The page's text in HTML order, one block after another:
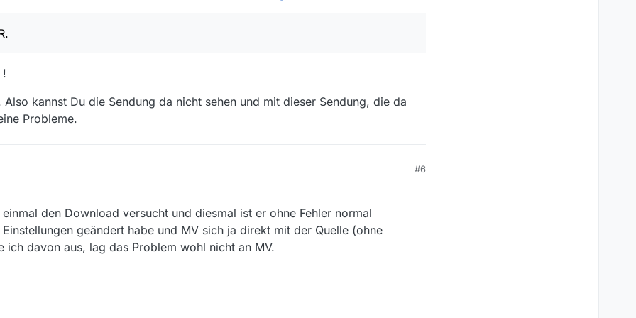
!
kannst Du die Sendung da nicht sehen und mit dieser Sendung, die da
Probleme.
#6
den Download versucht und diesmal ist er ohne Fehler normal
geändert habe und MV sich ja direkt mit der Quelle (ohne
davon aus, lag das Problem wohl nicht an MV.